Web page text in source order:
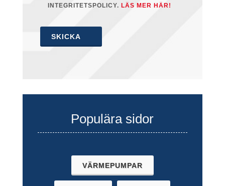
INTEGRITETSPOLICY. LÄS MER HÄR!
SKICKA
Populära sidor
VÄRMEPUMPAR